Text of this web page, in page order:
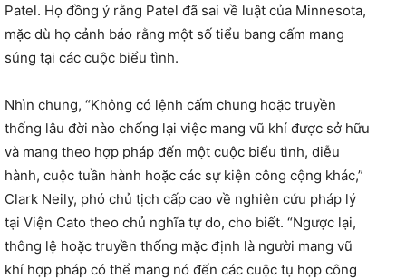
Patel. Họ đồng ý rằng Patel đã sai về luật của Minnesota,
mặc dù họ cảnh báo rằng một số tiểu bang cấm mang
súng tại các cuộc biểu tình.
Nhìn chung, “Không có lệnh cấm chung hoặc truyền
thống lâu đời nào chống lại việc mang vũ khí được sở hữu
và mang theo hợp pháp đến một cuộc biểu tình, diễu
hành, cuộc tuần hành hoặc các sự kiện công cộng khác,”
Clark Neily, phó chủ tịch cấp cao về nghiên cứu pháp lý
tại Viện Cato theo chủ nghĩa tự do, cho biết. “Ngược lại,
thông lệ hoặc truyền thống mặc định là người mang vũ
khí hợp pháp có thể mang nó đến các cuộc tụ họp công